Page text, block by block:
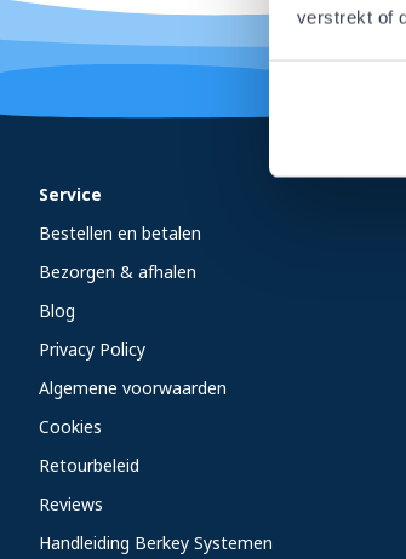
verstrekt of
Service
Bestellen en betalen
Bezorgen & afhalen
Blog
Privacy Policy
Algemene voorwaarden
Cookies
Retourbeleid
Reviews
Handleiding Berkey Systemen